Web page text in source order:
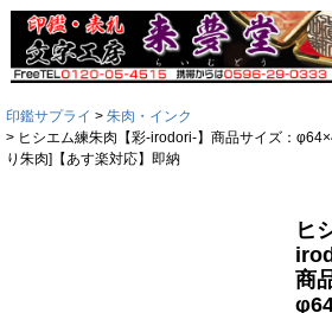
印鑑サプライ
朱肉・インク
ヒシエム練朱肉【彩-irodori-】商品サイズ：
り朱肉]【あす楽対応】即納
ヒ
商